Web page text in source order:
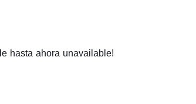
hasta ahora unavailable!